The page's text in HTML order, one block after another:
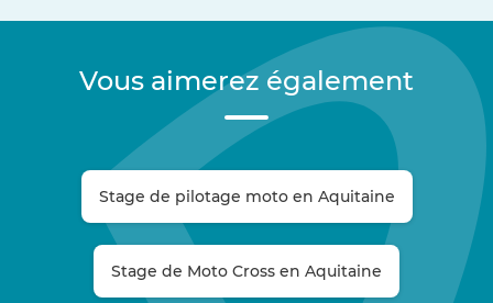
Vous aimerez également
Stage de pilotage moto en Aquitaine
Stage de Moto Cross en Aquitaine